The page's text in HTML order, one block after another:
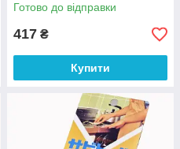
Готово до відправки
417 ₴
Купити